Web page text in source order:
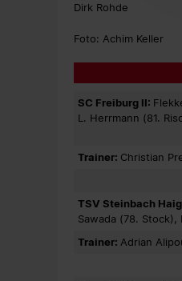
Dirk Rohde
Foto: Achim
SC Freiburg II:
L. Herrmann (81.
Trainer: Christian
TSV Steinbach
Sawada (78.
Trainer: Adrian